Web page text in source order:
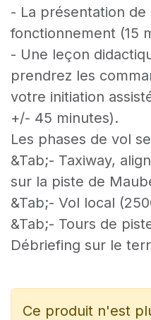
- La présentation
fonctionnement (15
- Une leçon
prendrez les
votre initiation
+/- 45 minutes).
Les phases de vol
&Tab;- Taxiway,
sur la piste de
&Tab;- Vol local
&Tab;- Tours de
Débriefing sur le
Ce produit n'est